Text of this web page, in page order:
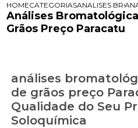
HOMECATEGORIASANALISES
Análises
Grãos Preço Paracatu
análises
de grãos preço
Qualidade do Seu
Soloquímica